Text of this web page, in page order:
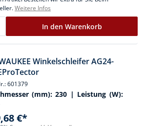
Weitere Infos
In den Warenkorb
Winkelschleifer AG24-
601379
(mm): 230 | Leistung (W):
€*